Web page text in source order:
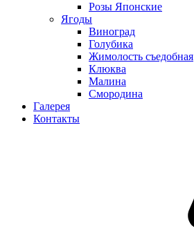
Розы Японские
Ягоды
Виноград
Голубика
Жимолость съедобная
Клюква
Малина
Смородина
Галерея
Контакты